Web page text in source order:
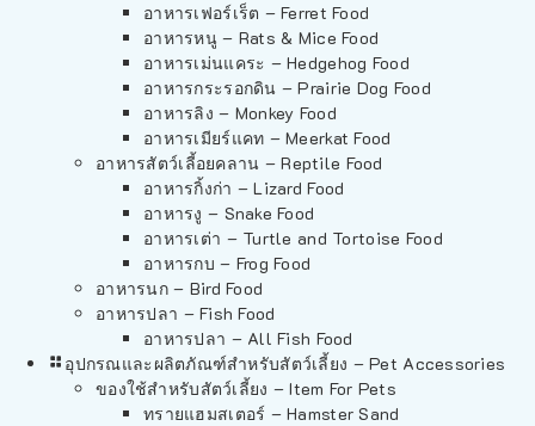
อาหารเฟอร์เร็ต – Ferret Food
อาหารหนู – Rats & Mice Food
อาหารเม่นแคระ – Hedgehog Food
อาหารกระรอกดิน – Prairie Dog Food
อาหารลิง – Monkey Food
อาหารเมียร์แคท – Meerkat Food
อาหารสัตว์เลี้อยคลาน – Reptile Food
อาหารกิ้งก่า – Lizard Food
อาหารงู – Snake Food
อาหารเต่า – Turtle and Tortoise Food
อาหารกบ – Frog Food
อาหารนก – Bird Food
อาหารปลา – Fish Food
อาหารปลา – All Fish Food
อุปกรณและผลิตภัณฑ์สำหรับสัตว์เลี้ยง – Pet Accessories
ของใช้สำหรับสัตว์เลี้ยง – Item For Pets
ทรายแฮมสเตอร์ – Hamster Sand